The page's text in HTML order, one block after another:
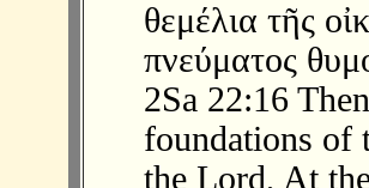
θεμέλια τῆς
πνεύματος
2Sa 22:16
foundations of
the Lord, At